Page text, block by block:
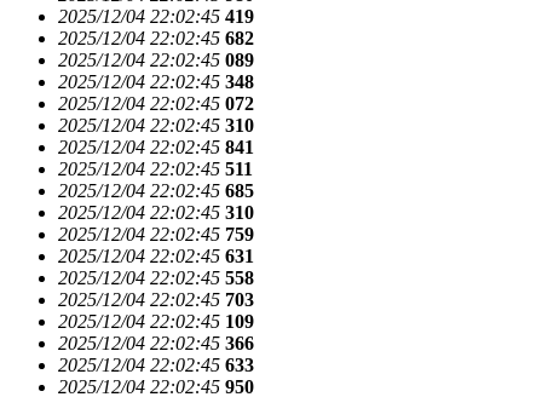
2025/12/04 22:02:45 419
2025/12/04 22:02:45 682
2025/12/04 22:02:45 089
2025/12/04 22:02:45 348
2025/12/04 22:02:45 072
2025/12/04 22:02:45 310
2025/12/04 22:02:45 841
2025/12/04 22:02:45 511
2025/12/04 22:02:45 685
2025/12/04 22:02:45 310
2025/12/04 22:02:45 759
2025/12/04 22:02:45 631
2025/12/04 22:02:45 558
2025/12/04 22:02:45 703
2025/12/04 22:02:45 109
2025/12/04 22:02:45 366
2025/12/04 22:02:45 633
2025/12/04 22:02:45 950